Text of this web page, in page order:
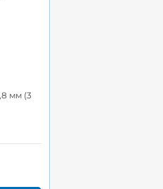
мм (3